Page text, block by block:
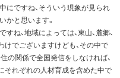
にですね、そういう現象が見られ
かと思います。
ね、地域によっては、東山、麓郷、
けでございますけども、その中で
の関係で全国発信をしなければ、
それぞれの人材育成を含めた中で